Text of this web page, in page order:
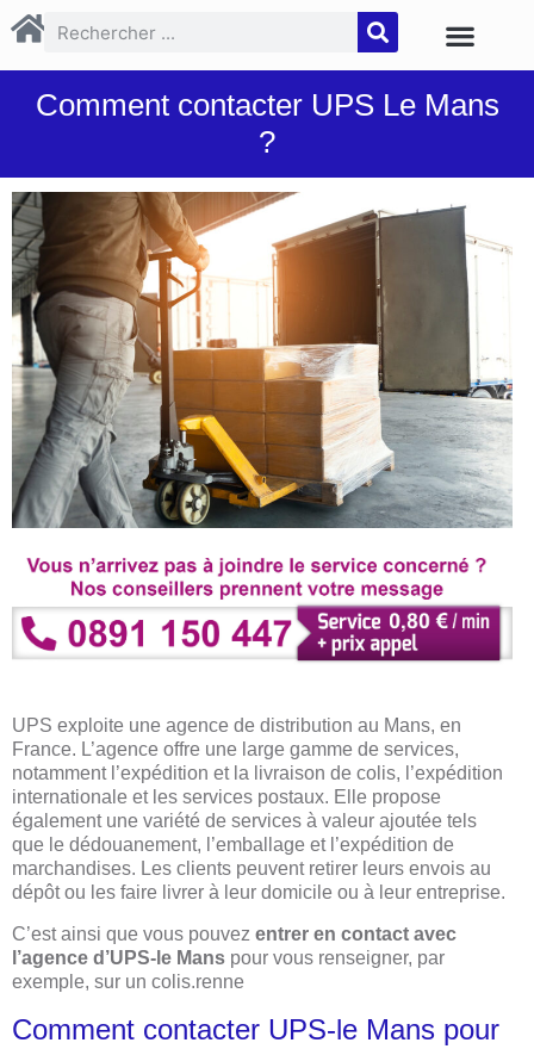
Comment contacter UPS Le Mans
?
UPS exploite une agence de distribution au Mans, en
France. L’agence offre une large gamme de services,
notamment l’expédition et la livraison de colis, l’expédition
internationale et les services postaux. Elle propose
également une variété de services à valeur ajoutée tels
que le dédouanement, l’emballage et l’expédition de
marchandises. Les clients peuvent retirer leurs envois au
dépôt ou les faire livrer à leur domicile ou à leur entreprise.
C’est ainsi que vous pouvez entrer en contact avec
l’agence d’UPS-le Mans pour vous renseigner, par
exemple, sur un colis.renne
Comment contacter UPS-le Mans pour